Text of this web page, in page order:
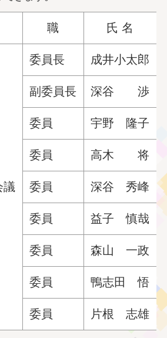
職 氏 名
議
委員長 成井小太郎
副委員長 深谷 渉
委員 宇野 隆子
委員 高木 将
委員 深谷 秀峰
委員 益子 慎哉
委員 森山 一政
委員 鴨志田 悟
委員 片根 志雄